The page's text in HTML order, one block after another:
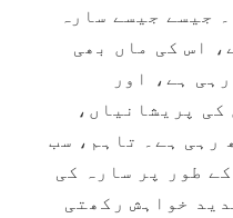
جیسے جیسے سارہ
اس کی ماں بھی
ہے، اور
پریشانیاں،
رہی ہے۔ تاہم، سب
طور پر سارہ کی
خواہش رکھتی